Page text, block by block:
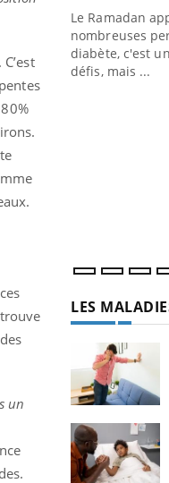
un
Le Ramadan
nombreuses
diabète, c'est
défis, mais ...
LES